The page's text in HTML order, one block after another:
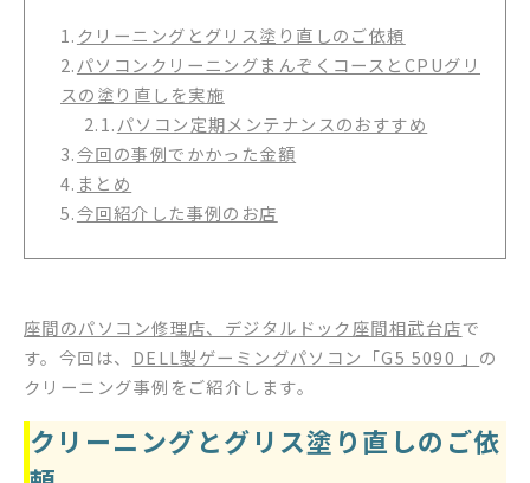
1.クリーニングとグリス塗り直しのご依頼
2.パソコンクリーニングまんぞくコースとCPUグリ
スの塗り直しを実施
2.1.パソコン定期メンテナンスのおすすめ
3.今回の事例でかかった金額
4. まとめ
5.今回紹介した事例のお店
座間のパソコン修理店、デジタルドック座間相武台店で
す。今回は、 DELL製ゲーミングパソコン「G5 5090 」 の
クリーニング事例をご紹介します。
クリーニングとグリス塗り直しのご依